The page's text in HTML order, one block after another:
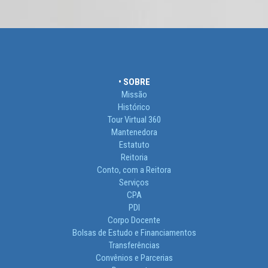
• SOBRE
Missão
Histórico
Tour Virtual 360
Mantenedora
Estatuto
Reitoria
Conto, com a Reitora
Serviços
CPA
PDI
Corpo Docente
Bolsas de Estudo e Financiamentos
Transferências
Convênios e Parcerias